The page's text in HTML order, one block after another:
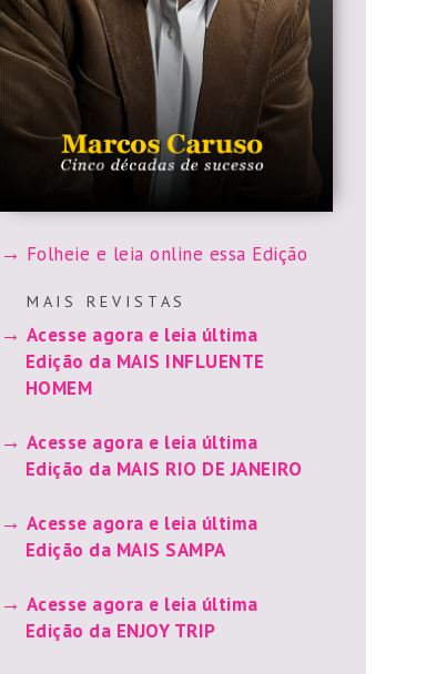
Folheie e leia online essa Edição
M A I S R E V I S T A S
Acesse agora e leia última
Edição da MAIS INFLUENTE
HOMEM
Acesse agora e leia última
Edição da MAIS RIO DE JANEIRO
Acesse agora e leia última
Edição da MAIS SAMPA
Acesse agora e leia última
Edição da ENJOY TRIP